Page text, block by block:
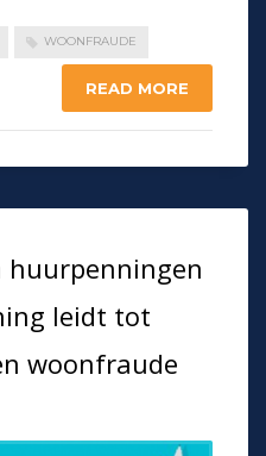
WOONFRAUDE
READ MORE
huurpenningen
leidt tot
woonfraude